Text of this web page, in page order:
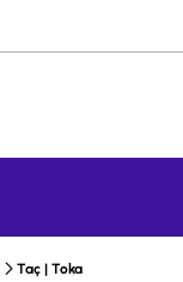
Taç | Toka